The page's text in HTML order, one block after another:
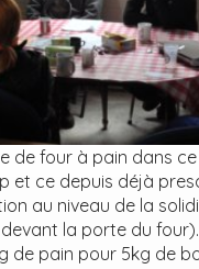
de four à pain dans
et ce depuis déjà
au niveau de la
la porte du four).
de pain pour 5kg de